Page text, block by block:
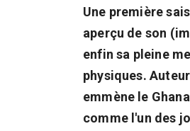
Une première
aperçu de son
enfin sa pleine
physiques.
emmène le
comme l'un des